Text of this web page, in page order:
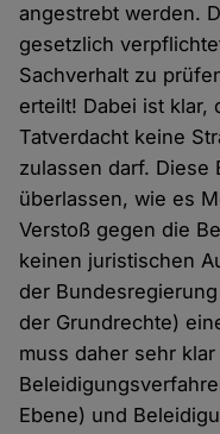
angestrebt werden.
gesetzlich
Sachverhalt zu
erteilt! Dabei ist klar,
Tatverdacht keine
zulassen darf. Diese
überlassen, wie es
Verstoß gegen die
keinen juristischen
der
der Grundrechte)
muss daher sehr
Ebene) und